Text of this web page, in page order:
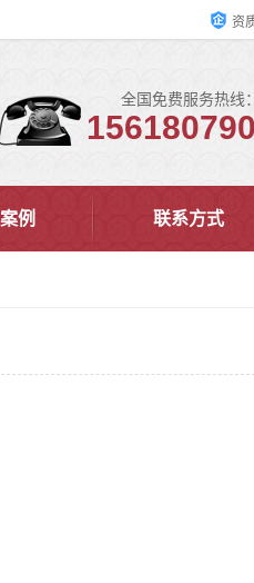
资
全国免费服务热线：
例 联系方式